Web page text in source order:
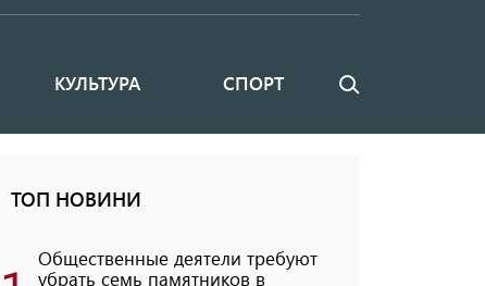
КУЛЬТУРА СПОРТ Поиск
ТОП НОВИНИ
Общественные деятели требуют
убрать семь памятников в